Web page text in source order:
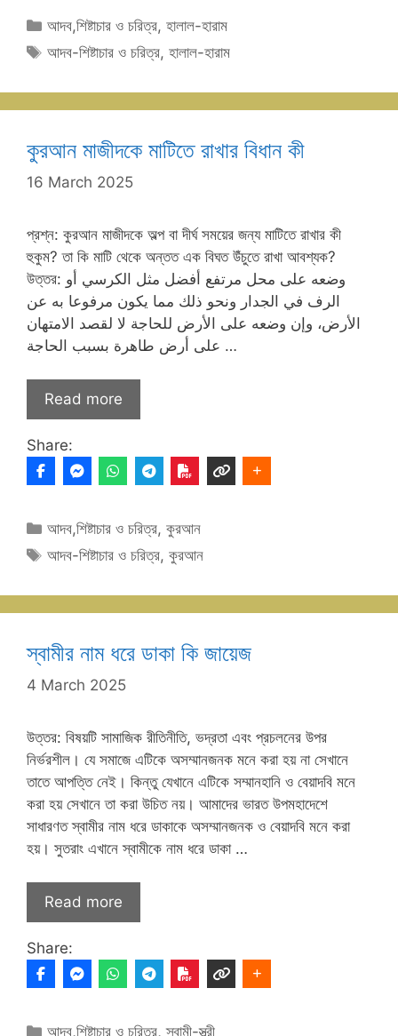
Categories
আদব,শিষ্টাচার ও চরিত্র,হালাল-হারাম
Tags
আদব-শিষ্টাচার ও চরিত্র,হালাল-হারাম
কুরআন মাজীদকে মাটিতে রাখার বিধান কী
16 March 2025
প্রশ্ন: কুরআন মাজীদকে অল্প বা দীর্ঘ সময়ের জন্য মাটিতে রাখার কী
হুকুম? তা কি মাটি থেকে অন্তত এক বিঘত উঁচুতে রাখা আবশ্যক?
উত্তর: وضعه على محل مرتفع أفضل مثل الكرسي أو
الرف في الجدار ونحو ذلك مما يكون مرفوعا به عن
الأرض، وإن وضعه على الأرض للحاجة لا لقصد الامتهان
على أرض طاهرة بسبب الحاجة …
Read more
Share:
Categories
আদব,শিষ্টাচার ও চরিত্র,কুরআন
Tags
আদব-শিষ্টাচার ও চরিত্র,কুরআন
স্বামীর নাম ধরে ডাকা কি জায়েজ
4 March 2025
উত্তর: বিষয়টি সামাজিক রীতিনীতি, ভদ্রতা এবং প্রচলনের উপর
নির্ভরশীল। যে সমাজে এটিকে অসম্মানজনক মনে করা হয় না সেখানে
তাতে আপত্তি নেই। কিন্তু যেখানে এটিকে সম্মানহানি ও বেয়াদবি মনে
করা হয় সেখানে তা করা উচিত নয়। আমাদের ভারত উপমহাদেশে
সাধারণত স্বামীর নাম ধরে ডাকাকে অসম্মানজনক ও বেয়াদবি মনে করা
হয়। সুতরাং এখানে স্বামীকে নাম ধরে ডাকা …
Read more
Share:
Categories
আদব,শিষ্টাচার ও চরিত্র,স্বামী-স্ত্রী